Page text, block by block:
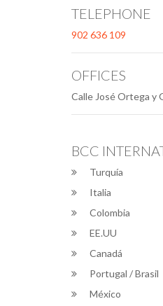
TELEPHONE
902 636 109
OFFICES
Calle José Ortega y
BCC
Turquía
Italia
Colombia
EE.UU
Canadá
Portugal / Brasil
México